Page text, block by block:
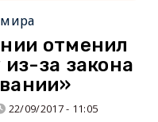
отменил
за закона
22/09/2017 - 11:05